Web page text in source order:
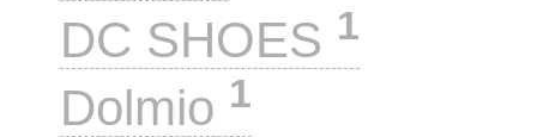
DC SHOES 1
Dolmio 1